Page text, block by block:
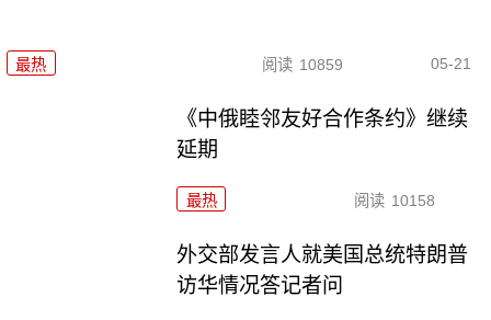
最热 阅读 10859 05-21
《中俄睦邻友好合作条约》继续
延期
最热 阅读 10158
外交部发言人就美国总统特朗普
访华情况答记者问